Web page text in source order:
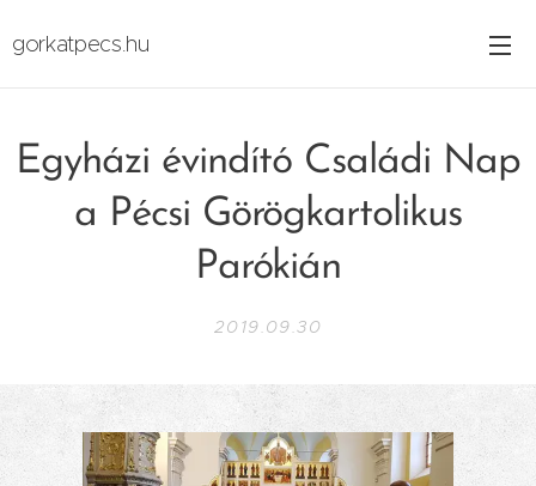
gorkatpecs.hu
Egyházi évindító Családi Nap
a Pécsi Görögkartolikus
Parókián
2019.09.30